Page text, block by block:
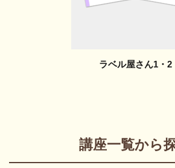
ラベル屋さん1・2
講座一覧から